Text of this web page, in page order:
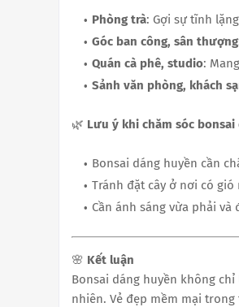
Phòng trà: Gợi sự tĩnh
Góc ban công, sân thượng
Quán cà phê, studio:
Sảnh văn phòng, khách
🌿 Lưu ý khi chăm sóc bonsai
Bonsai dáng huyền cần
Tránh đặt cây ở nơi có
Cần ánh sáng vừa phải
🌸 Kết luận
Bonsai dáng huyền không
nhiên. Vẻ đẹp mềm mại